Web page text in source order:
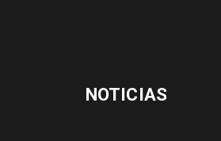
NOTICIAS